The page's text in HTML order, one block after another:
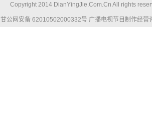
Copyright 2014 DianYingJie.Com.Cn All rights
甘公网安备 62010502000332号 广播电视节目制作经